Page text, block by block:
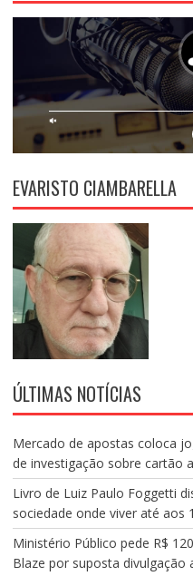
EVARISTO CIAMBARELLA
ÚLTIMAS NOTÍCIAS
Mercado de apostas coloca
de investigação sobre cartão
Livro de Luiz Paulo Foggetti
sociedade onde viver até aos
Ministério Público pede R$
Blaze por suposta divulgação